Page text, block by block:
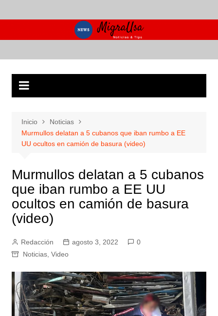
al
Inicio
Noticias
Murmullos delatan a 5 cubanos que iban rumbo a EE
UU ocultos en camión de basura (video)
Murmullos delatan a 5 cubanos
que iban rumbo a EE UU
ocultos en camión de basura
(video)
Redacción agosto 3, 2022
0
Noticias, Video